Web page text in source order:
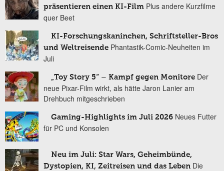
präsentieren einen KI-Film Plus andere Kurzfilme
quer Beet
KI-Forschungskaninchen, Schriftsteller-Bros
und Weltreisende Phantastik-Comic-Neuheiten im
Juli
„Toy Story 5“ – Kampf gegen Monitore Der
neue Pixar-Film wirkt, als hätte Jaron Lanier am
Drehbuch mitgeschrieben
Gaming-Highlights im Juli 2026 Neues Futter
für PC und Konsolen
Neu im Juli: Star Wars, Geheimbünde,
Dystopien, KI, Zeitreisen und das Leben Die